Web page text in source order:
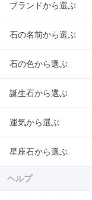
ブランドから選ぶ
石の名前から選ぶ
石の色から選ぶ
誕生石から選ぶ
運気から選ぶ
星座石から選ぶ
ヘルプ